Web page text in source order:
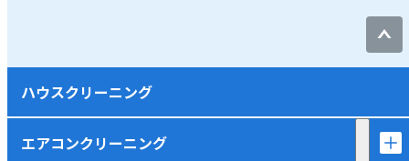
ハウスクリーニング
エアコンクリーニング